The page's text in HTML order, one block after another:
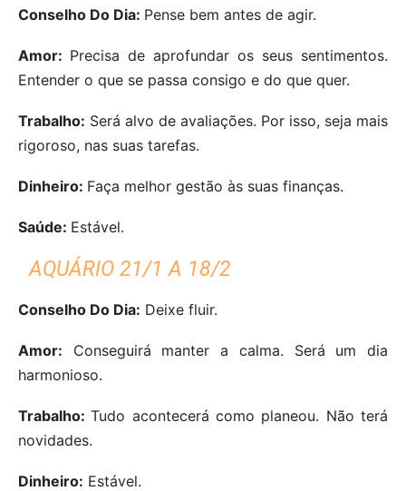
Conselho Do Dia: Pense bem antes de agir.
Amor: Precisa de aprofundar os seus sentimentos.
Entender o que se passa consigo e do que quer.
Trabalho: Será alvo de avaliações. Por isso, seja mais
rigoroso, nas suas tarefas.
Dinheiro: Faça melhor gestão às suas finanças.
Saúde: Estável.
AQUÁRIO 21/1 A 18/2
Conselho Do Dia: Deixe fluir.
Amor: Conseguirá manter a calma. Será um dia
harmonioso.
Trabalho:Tudo acontecerá como planeou. Não terá
novidades.
Dinheiro: Estável.